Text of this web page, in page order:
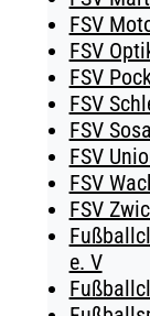
FSV
FSV
FSV
FSV
FSV Sosa
FSV
FSV
FSV
e. V